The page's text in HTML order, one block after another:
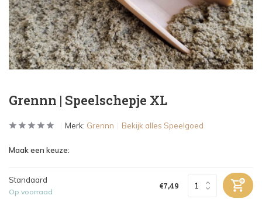
Grennn | Speelschepje XL
Merk: Grennn Bekijk alles Speelgoed
Maak een keuze:
Standaard
Op voorraad
€7,49